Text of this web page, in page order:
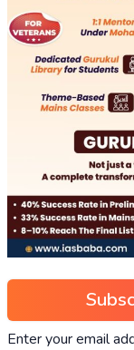
Enter your email